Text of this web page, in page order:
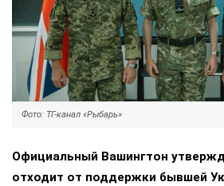
Фото: ТГ-канал «Рыбарь»
Официальный Вашингтон
отходит от поддержки бывшей